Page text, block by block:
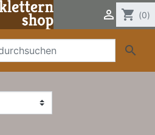
 shopping_cart (0)
